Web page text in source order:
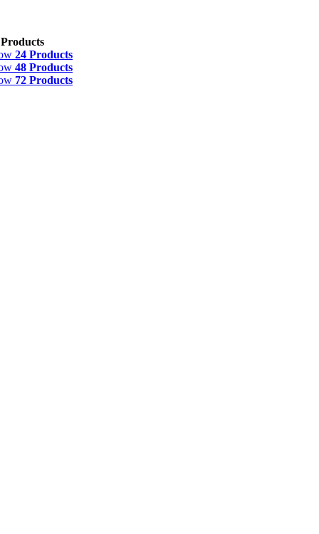
24 Products
48 Products
72 Products